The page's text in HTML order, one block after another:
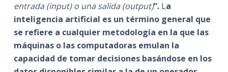
entrada (input) o una salida (output)”.La
inteligencia artificial es un término general que
se refiere a cualquier metodología en la que las
máquinas o las computadoras emulan la
capacidad de tomar decisiones basándose en los